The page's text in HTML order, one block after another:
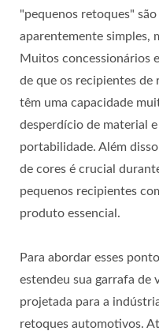
"pequenos retoques"
aparentemente simples,
Muitos concessionários
de que os recipientes de
têm uma capacidade
desperdício de material
portabilidade. Além
de cores é crucial
pequenos recipientes
produto essencial.
Para abordar esses
estendeu sua garrafa de
projetada para a
retoques automotivos.